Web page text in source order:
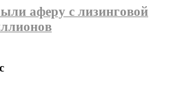
аферу с лизинговой